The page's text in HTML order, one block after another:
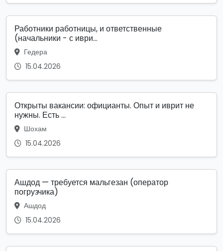
Работники работницы, и ответственные
(начальники - с иври...
Гедера
15.04.2026
Открыты вакансии: официанты. Опыт и иврит не
нужны. Есть ...
Шохам
15.04.2026
Ашдод — требуется мальгезан (оператор
погрузчика)
Ашдод
15.04.2026